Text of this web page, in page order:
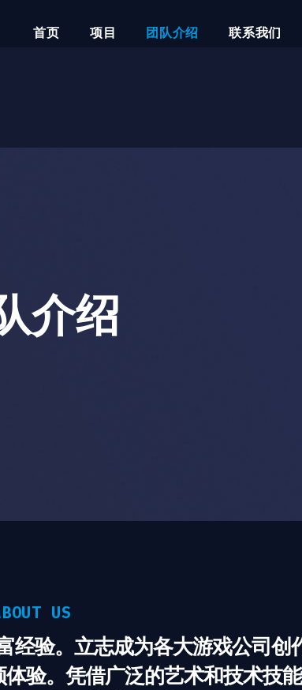
首页 项目 团队介绍 联系我们
介绍
US
经验。立志成为各大游戏公司创
验。凭借广泛的艺术和技术技